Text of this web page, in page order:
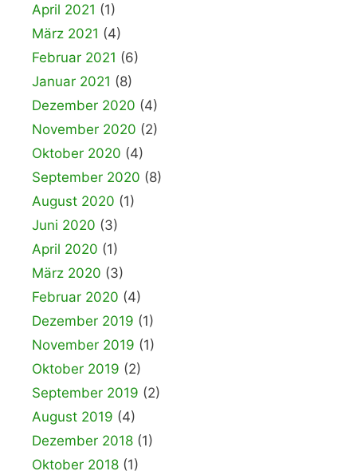
April 2021 (1)
März 2021 (4)
Februar 2021 (6)
Januar 2021 (8)
Dezember 2020 (4)
November 2020 (2)
Oktober 2020 (4)
September 2020 (8)
August 2020 (1)
Juni 2020 (3)
April 2020 (1)
März 2020 (3)
Februar 2020 (4)
Dezember 2019 (1)
November 2019 (1)
Oktober 2019 (2)
September 2019 (2)
August 2019 (4)
Dezember 2018 (1)
Oktober 2018 (1)